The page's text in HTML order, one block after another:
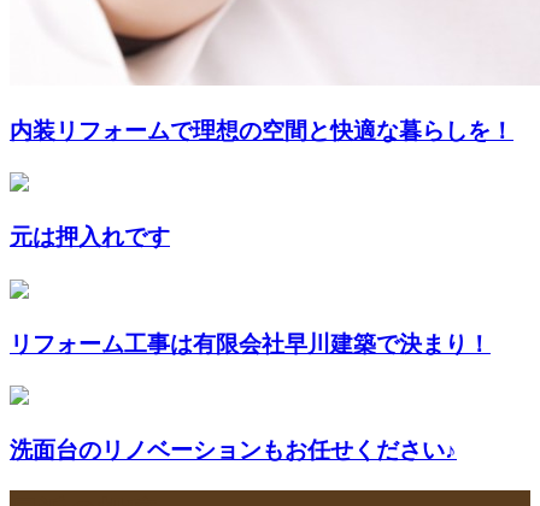
内装リフォームで理想の空間と快適な暮らしを！
元は押入れです
リフォーム工事は有限会社早川建築で決まり！
洗面台のリノベーションもお任せください♪